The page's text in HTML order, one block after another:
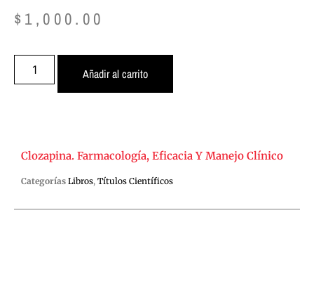
$ 1,000.00
Añadir al carrito
Clozapina. Farmacología, Eficacia Y Manejo Clínico
Categorías Libros, Títulos Científicos